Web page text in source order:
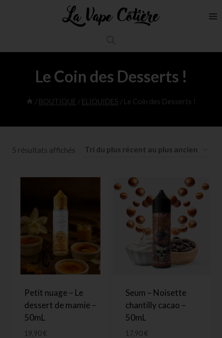
Le Coin des Desserts !
/ BOUTIQUE / ELIQUIDES / Le Coin des Desserts !
5 résultats affichés
Petit nuage – Le
dessert de mamie –
50mL
19,90€
Seum – Noisette
chantilly cacao –
50mL
17,90€